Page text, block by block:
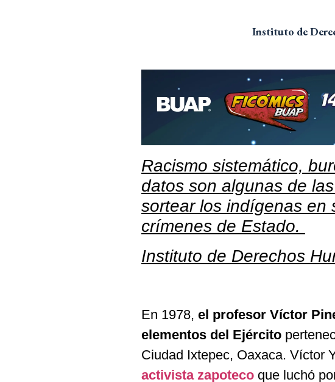
Instituto de
Racismo sistemático,
datos son algunas de
sortear los indígenas en
crímenes de Estado.
Instituto de Derechos
En 1978, el profesor Víctor
elementos del Ejército
Ciudad Ixtepec, Oaxaca. Víctor
activista zapoteco que luchó